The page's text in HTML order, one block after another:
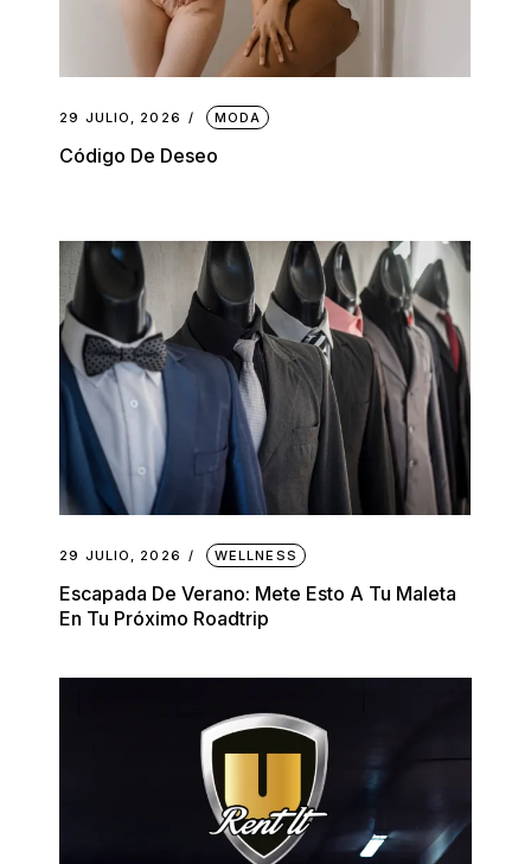
29 JULIO, 2026 MODA
Código De Deseo
29 JULIO, 2026 WELLNESS
Escapada De Verano: Mete Esto A Tu Maleta
En Tu Próximo Roadtrip